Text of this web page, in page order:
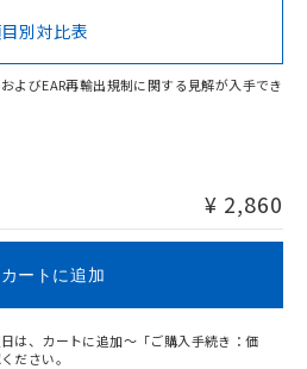
る可能性があります。
別対比表
よびEAR再輸出規制に関する見解が入手でき
¥ 2,860
カートに追加
は、カートに追加～「ご購入手続き：価
ださい。